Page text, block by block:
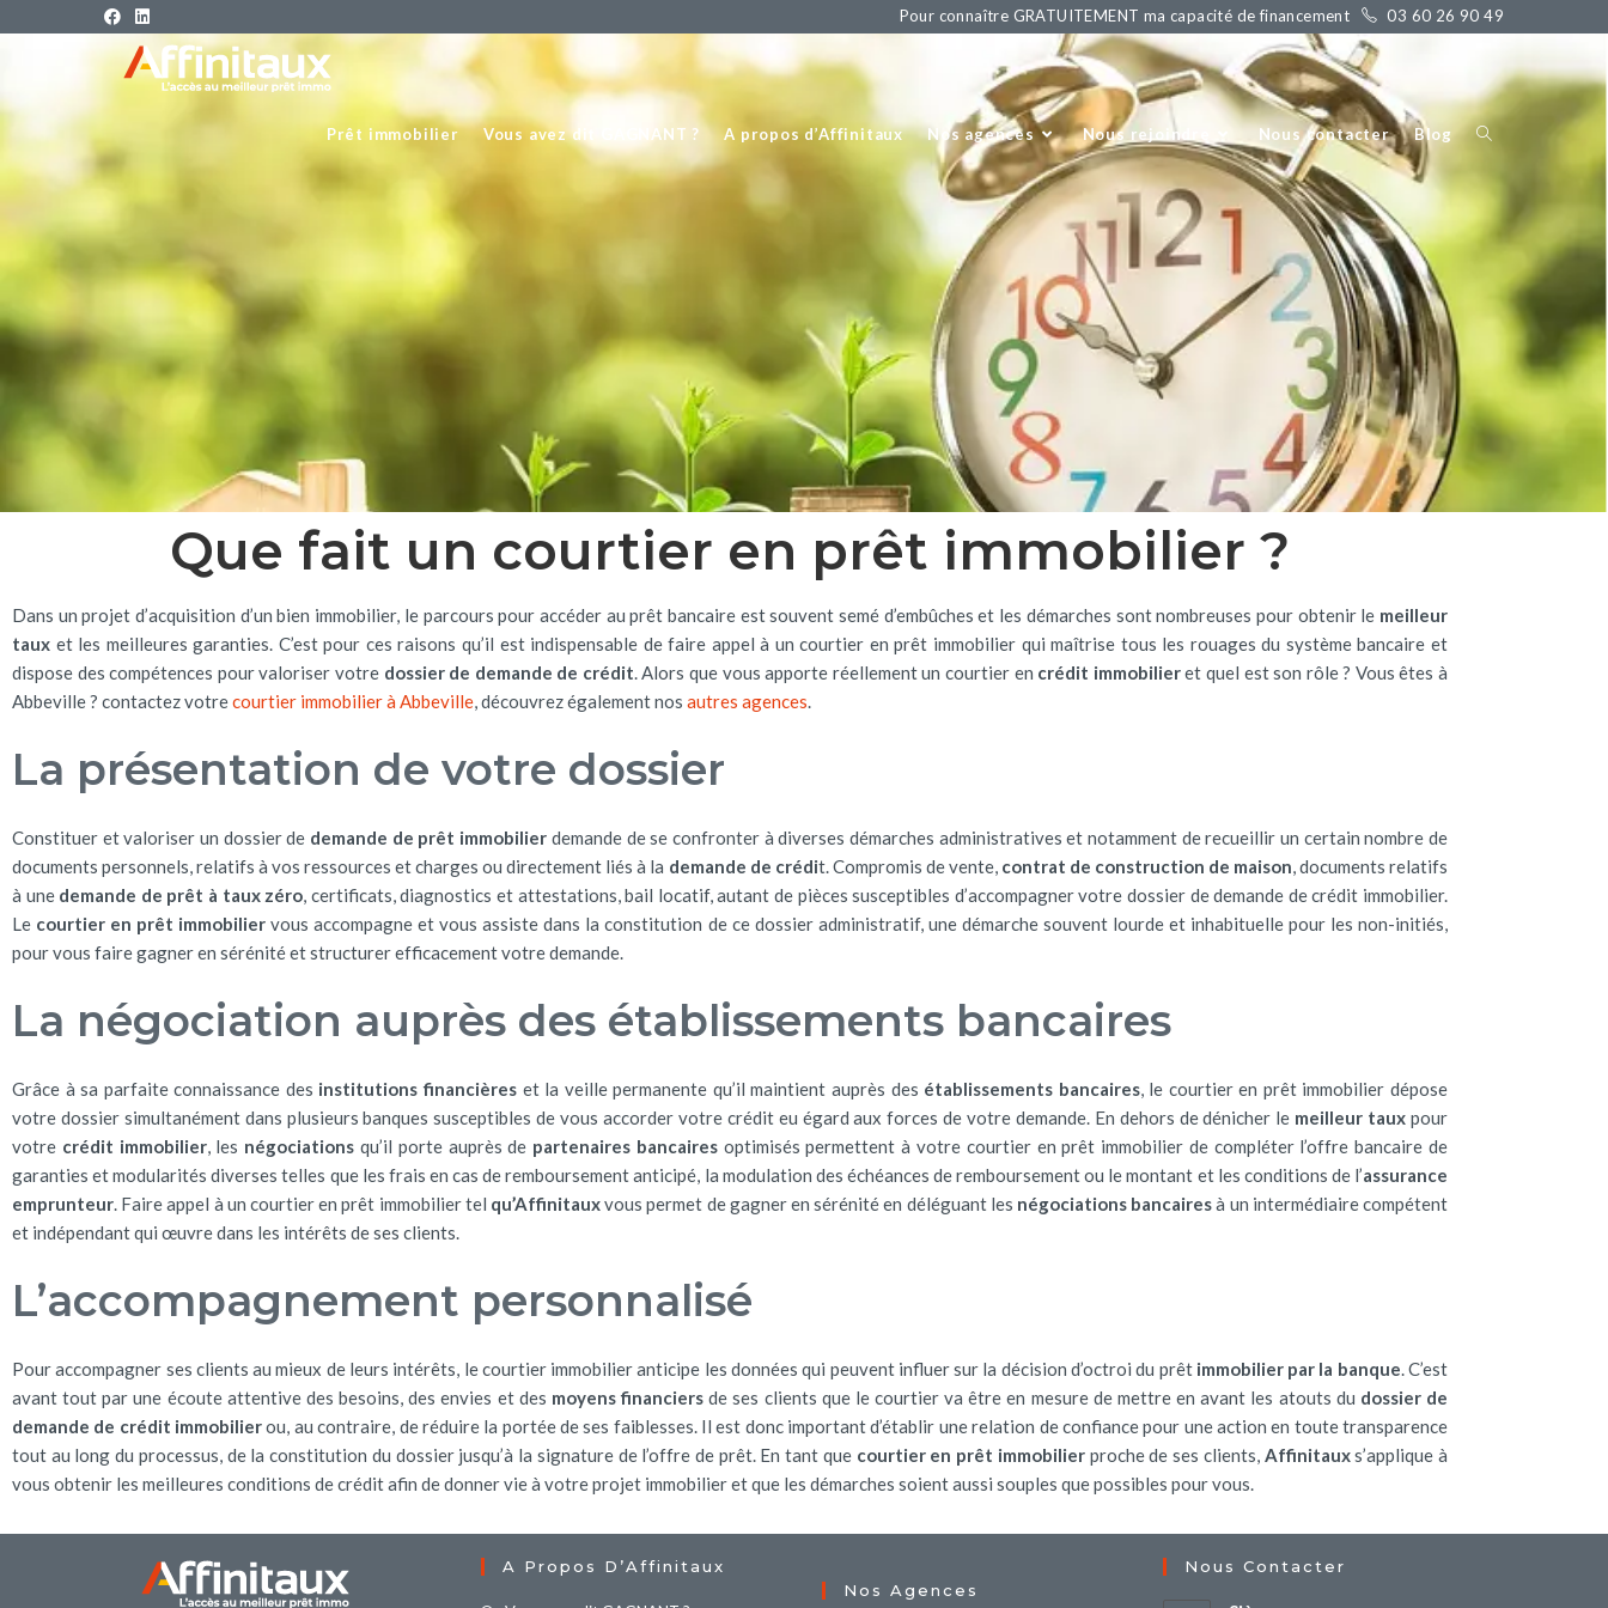
Pour connaître GRATUITEMENT ma capacité de financement 03 60 26 90 49
Prêt immobilier Vous avez dit GAGNANT ? A propos d’Affinitaux Nos agences Nous rejoindre Nous contacter Blog
Que fait un courtier en prêt immobilier ?
Dans un projet d’acquisition d’un bien immobilier, le parcours pour accéder au prêt bancaire est souvent semé d’embûches et les démarches sont nombreuses pour obtenir le meilleur
taux et les meilleures garanties. C’est pour ces raisons qu’il est indispensable de faire appel à un courtier en prêt immobilier qui maîtrise tous les rouages du système bancaire et
dispose des compétences pour valoriser votre dossier de demande de crédit. Alors que vous apporte réellement un courtier en crédit immobilieret quel est son rôle ? Vous êtes à
Abbeville ? contactez votrecourtier immobilier à Abbeville, découvrez également nos autres agences.
La présentation de votre dossier
Constituer et valoriser un dossier de demande de prêt immobilier demande de se confronter à diverses démarches administratives et notamment de recueillir un certain nombre de
documents personnels, relatifs à vos ressources et charges ou directement liés à la demande de crédit. Compromis de vente, contrat de construction de maison, documents relatifs
à une demande de prêt à taux zéro, certificats, diagnostics et attestations, bail locatif, autant de pièces susceptibles d’accompagner votre dossier de demande de crédit immobilier.
Le courtier en prêt immobilier vous accompagne et vous assiste dans la constitution de ce dossier administratif, une démarche souvent lourde et inhabituelle pour les non-initiés,
pour vous faire gagner en sérénité et structurer efficacement votre demande.
La négociation auprès des établissements bancaires
Grâce à sa parfaite connaissance des institutions financièreset la veille permanente qu’il maintient auprès des établissements bancaires, le courtier en prêt immobilier dépose
votre dossier simultanément dans plusieurs banques susceptibles de vous accorder votre crédit eu égard aux forces de votre demande. En dehors de dénicher le meilleur taux pour
votre crédit immobilier, les négociations qu’il porte auprès de partenaires bancairesoptimisés permettent à votre courtier en prêt immobilier de compléter l’offre bancaire de
garanties et modularités diverses telles que les frais en cas de remboursement anticipé, la modulation des échéances de remboursement ou le montant et les conditions de l’assurance
emprunteur. Faire appel à un courtier en prêt immobilier tel qu’Affinitauxvous permet de gagner en sérénité en déléguant les négociations bancairesà un intermédiaire compétent
et indépendant qui œuvre dans les intérêts de ses clients.
L’accompagnement personnalisé
Pour accompagner ses clients au mieux de leurs intérêts, le courtier immobilier anticipe les données qui peuvent influer sur la décision d’octroi du prêt immobilier par la banque. C’est
avant tout par une écoute attentive des besoins, des envies et des moyens financiers de ses clients que le courtier va être en mesure de mettre en avant les atouts du dossier de
demande de crédit immobilierou, au contraire, de réduire la portée de ses faiblesses. Il est donc important d’établir une relation de confiance pour une action en toute transparence
tout au long du processus, de la constitution du dossier jusqu’à la signature de l’offre de prêt. En tant que courtier en prêt immobilierproche de ses clients, Affinitauxs’applique à
vous obtenir les meilleures conditions de crédit afin de donner vie à votre projet immobilier et que les démarches soient aussi souples que possibles pour vous.
A Propos D’Affinitaux
Nos Agences
Nous Contacter